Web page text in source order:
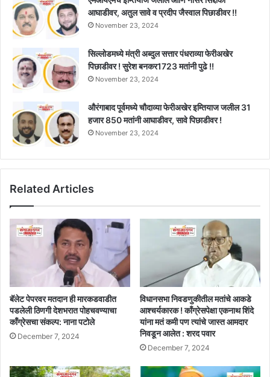
आघाडीवर, अतुल सावे व प्रदीप जैस्वाल पिछाडीवर !!
November 23, 2024
सिल्लोडमध्ये मंत्री अब्दुल सत्तार पंधराव्या फेरीअखेर
पिछाडीवर ! सुरेश बनकर1723 मतांनी पुढे !!
November 23, 2024
औरंगाबाद पूर्वमध्ये चौदाव्या फेरीअखेर इम्तियाज जलील 31
हजार 850 मतांनी आघाडीवर, सावे पिछाडीवर !
November 23, 2024
Related Articles
बॅलेट पेपरवर मतदान ही मारकडवाडीत
पडलेली ठिणगी देशभरात पोहचवण्याचा
काँग्रेसचा संकल्प: नाना पटोले
December 7, 2024
विधानसभा निवडणुकीतील मतांचे आकडे
आश्चर्यकारक ! काँग्रेसपेक्षा एकनाथ शिंदे
यांना मतं कमी पण त्यांचे जास्त आमदार
निवडून आलेत : शरद पवार
December 7, 2024